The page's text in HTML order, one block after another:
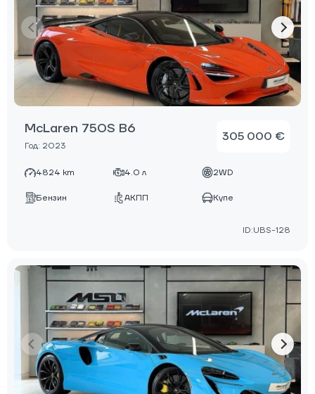
McLaren 750S B6
Год: 2023
305 000 €
4824 km 4.0 л 2WD
Бензин АКПП Купе
ID:UBS-128